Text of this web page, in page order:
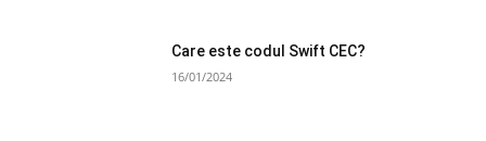
Care este codul Swift CEC?
16/01/2024